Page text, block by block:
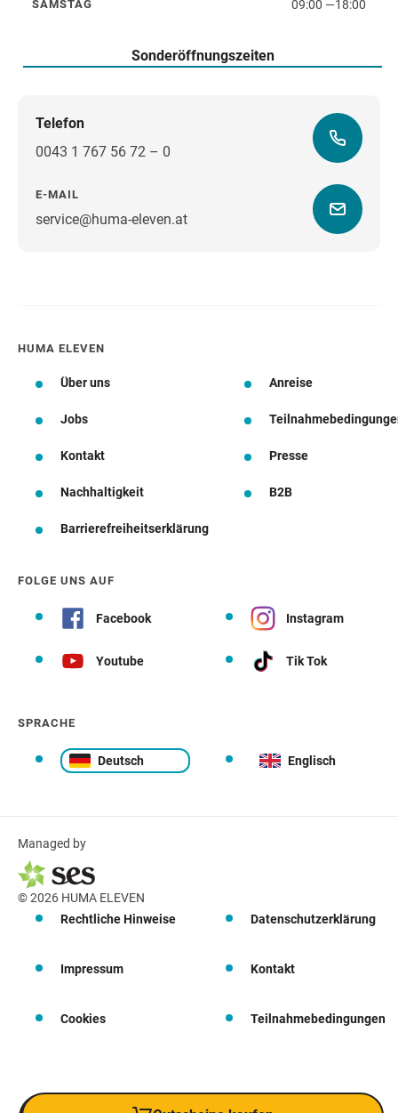
Samstag
SAMSTAG 09:00 —18:00
Sonderöffnungszeiten
Telefon
0043 1 767 56 72 – 0
E-MAIL
service@huma-eleven.atWegbeschreibung
HUMA ELEVEN
Über uns Anreise
Jobs
Kontakt Presse
Nachhaltigkeit B2B
Barrierefreiheitserklärung
FOLGE UNS AUF
Facebook Instagram
Youtube Tik Tok
SPRACHE
Deutsch Englisch
Managed by
© 2026 HUMA ELEVEN
Rechtliche Hinweise
Datenschutzerklärung
Impressum Kontakt
Cookies Teilnahmebedingungen